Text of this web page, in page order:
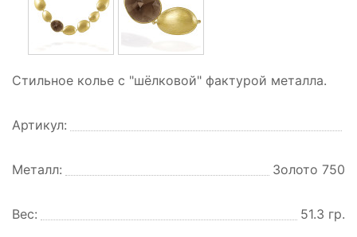
Стильное колье с "шёлковой" фактурой металла.
Артикул:
Металл: Золото 750
Вес: 51.3 гр.